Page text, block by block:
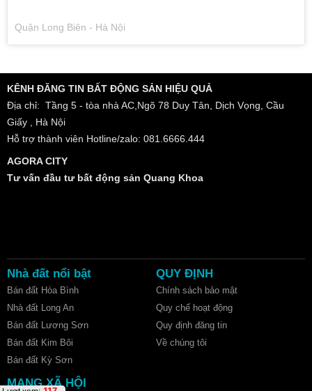
Quận Long Biên - Hà Nội
KÊNH ĐĂNG TIN BẤT ĐỘNG SẢN HIỆU QUẢ
Địa chỉ: Tầng 5 - tòa nhà AC,Ngõ 78 Duy Tân, Dịch Vọng, Cầu
Giấy , Hà Nội
Hỗ trợ thành viên Hotline/zalo: 081.6666.444
AGORA CITY
Tư vấn đầu tư bất động sản Quang Khoa
Nhà đất nổi bật
Bán đất Hòa Bình
Nhà đất Long An
Bán đất Lương Sơn
Bán đất Kim Bôi
Bán đất Kỳ Sơn
QUY ĐỊNH
Chính sách bảo mật
Quy chế hoạt động
Quy định đăng tin
Về chúng tôi
MẠNG XÃ HỘI